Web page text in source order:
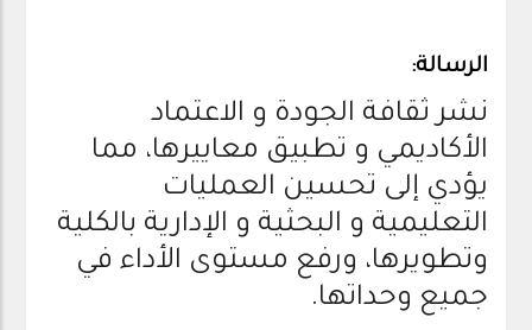
الرسالة:
نشر ثقافة الجودة و الاعتماد
الأكاديمي و تطبيق معاييرها، مما
يؤدي إلى تحسين العمليات
التعليمية و البحثية و الإدارية بالكلية
وتطويرها، ورفع مستوى الأداء في
جميع وحداتها.